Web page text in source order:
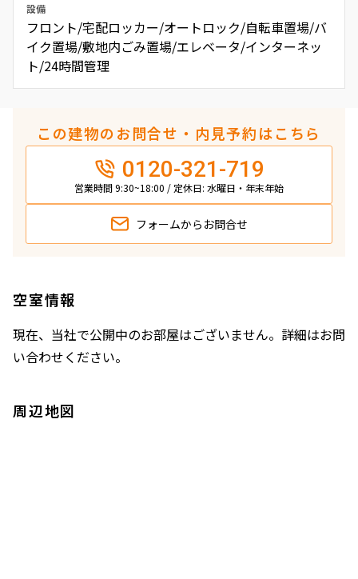
設備
フロント/宅配ロッカー/オートロック/自転車置場/バ
イク置場/敷地内ごみ置場/エレベータ/インターネッ
ト/24時間管理
この建物のお問合せ・内見予約はこちら
0120-321-719
営業時間 9:30~18:00 / 定休日: 水曜日・年末年始
フォームから お問合せ
空室情報
現在、当社で公開中のお部屋はございません。詳細はお問
い合わせください。
周辺地図